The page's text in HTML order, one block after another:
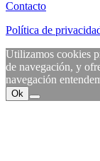
Contacto
Política de
Utilizamos cookies
de navegación, y
navegación
Ok